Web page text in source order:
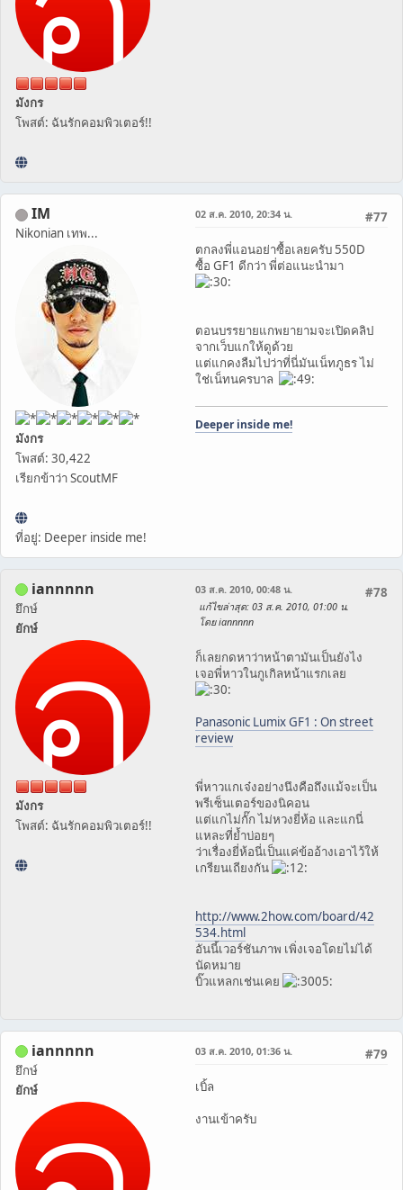
มังกร
โพสต์: ฉันรักคอมพิวเตอร์!!
IM
Nikonian เทพ...
มังกร
โพสต์: 30,422
เรียกข้าว่า ScoutMF
ที่อยู่: Deeper inside me!
#77
02 ส.ค. 2010, 20:34 น.
ตกลงพี่แอนอย่าซื้อเลยครับ 550D
ซื้อ GF1 ดีกว่า พี่ต่อแนะนำมา
ตอนบรรยายแกพยายามจะเปิดคลิป
จากเว็บแกให้ดูด้วย
แต่แกคงลืมไปว่าที่นี่มันเน็ทภูธร ไม่
ใช่เน็ทนครบาล
Deeper inside me!
iannnnn
ยึกษ์
ยักษ์
มังกร
โพสต์: ฉันรักคอมพิวเตอร์!!
#78
03 ส.ค. 2010, 00:48 น.
แก้ไขล่าสุด: 03 ส.ค. 2010, 01:00 น.
โดย iannnnn
ก็เลยกดหาว่าหน้าตามันเป็นยังไง
เจอพี่หาวในกูเกิลหน้าแรกเลย
Panasonic Lumix GF1 : On street
review
พี่หาวแกเจ๋งอย่างนึงคือถึงแม้จะเป็น
พรีเซ็นเตอร์ของนิคอน
แต่แกไม่กั๊ก ไม่หวงยี่ห้อ และแกนี่
แหละที่ย้ำบ่อยๆ
ว่าเรื่องยี่ห้อนี่เป็นแค่ข้ออ้างเอาไว้ให้
เกรียนเถียงกัน
http://www.2how.com/board/42
534.html
อันนี้เวอร์ชันภาพ เพิ่งเจอโดยไม่ได้
นัดหมาย
บิ๊วแหลกเช่นเคย
iannnnn
ยึกษ์
ยักษ์
#79
03 ส.ค. 2010, 01:36 น.
เบิ้ล
งานเข้าครับ